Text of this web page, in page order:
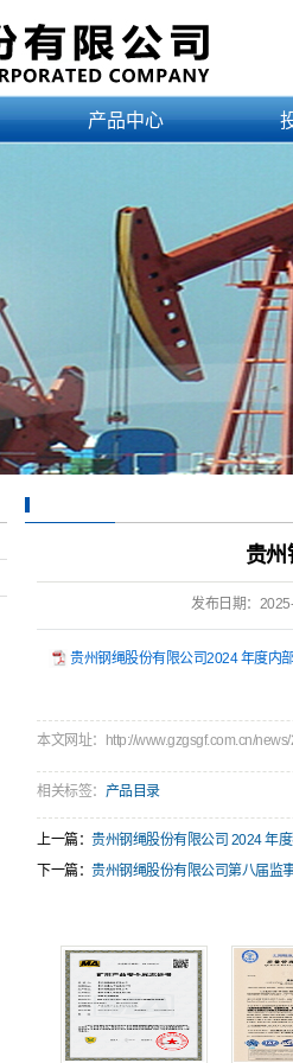
产品中心
应用范例
认证证书
贵州
发布日期：
贵州钢绳股份有限公司2024 年度内
本文网址：http://www.gzgsgf.com.cn/news/
相关标签： 产品目录
上一篇： 贵州钢绳股份有限公司 2024 年
下一篇： 贵州钢绳股份有限公司第八届监